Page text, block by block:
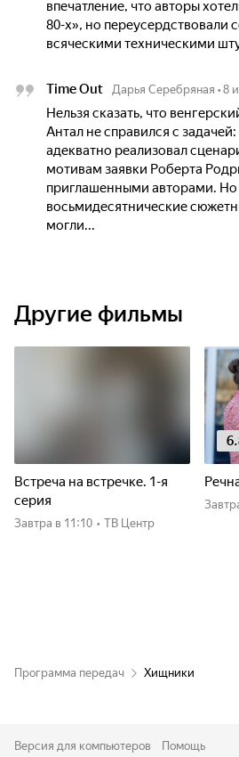
впечатление, что авторы
80-х», но переусердствовали
всяческими техническими
Time Out Дарья Серебряная • 8
Нельзя сказать, что
Антал не справился с
адекватно реализовал
мотивам заявки Роберта
приглашенными авторами. Но
восьмидесятнические
могли...
Другие фильмы
Встреча на встречке. 1-я
серия
Завтра в 11:10 • ТВ Центр
Программа передач Хищники
Версия для компьютеров Помощь